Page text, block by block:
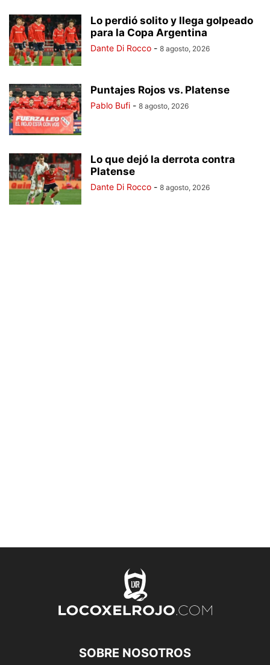
Lo perdió solito y llega golpeado
para la Copa Argentina
Dante Di Rocco - 8 agosto, 2026
Puntajes Rojos vs. Platense
Pablo Bufi - 8 agosto, 2026
Lo que dejó la derrota contra
Platense
Dante Di Rocco - 8 agosto, 2026
SOBRE NOSOTROS